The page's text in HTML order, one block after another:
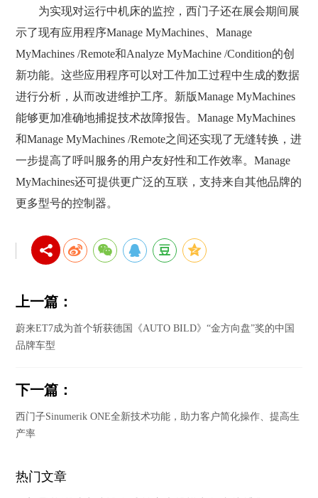
为实现对运行中机床的监控，西门子还在展会期间展
示了现有应用程序Manage MyMachines、Manage
MyMachines /Remote和Analyze MyMachine /Condition的创
新功能。这些应用程序可以对工件加工过程中生成的数据
进行分析，从而改进维护工序。新版Manage MyMachines
能够更加准确地捕捉技术故障报告。Manage MyMachines
和Manage MyMachines /Remote之间还实现了无缝转换，进
一步提高了呼叫服务的用户友好性和工作效率。Manage
MyMachines还可提供更广泛的互联，支持来自其他品牌的
更多型号的控制器。
上一篇：
蔚来ET7成为首个斩获德国《AUTO BILD》“金方向盘”奖的中国
品牌车型
下一篇：
西门子Sinumerik ONE全新技术功能，助力客户简化操作、提高生
产率
热门文章